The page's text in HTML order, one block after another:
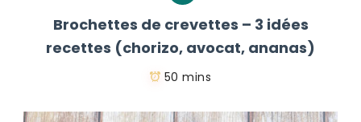
Brochettes de crevettes – 3 idées
recettes (chorizo, avocat, ananas)
50 mins